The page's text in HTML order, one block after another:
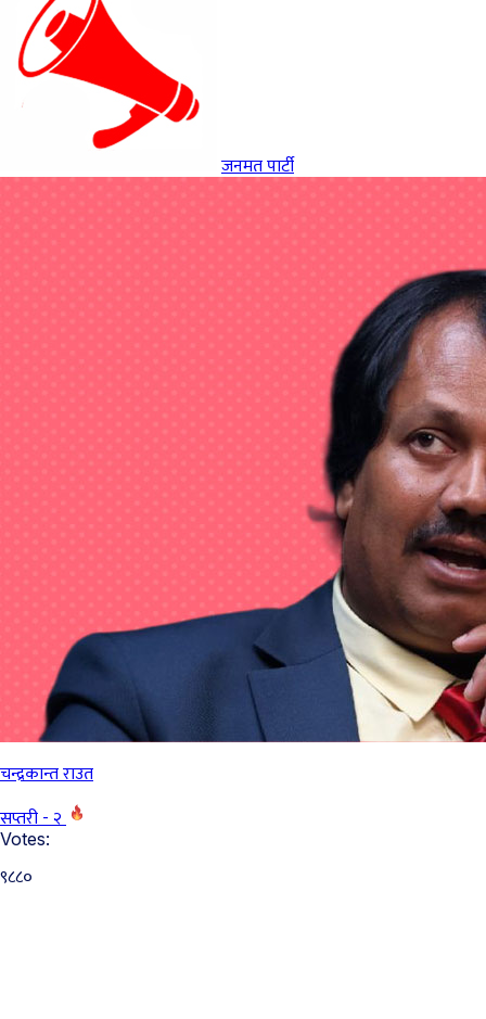
जनमत पार्टी
चन्द्रकान्त राउत
सप्तरी - २
Votes:
९८८०